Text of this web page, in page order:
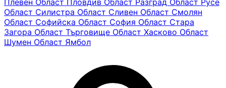
Плевен Област Пловдив Област Разград Област Русе
Област Силистра Област Сливен Област Смолян
Област Софийска Област София Област Стара
Загора Област Търговище Област Хасково Област
Шумен Област Ямбол